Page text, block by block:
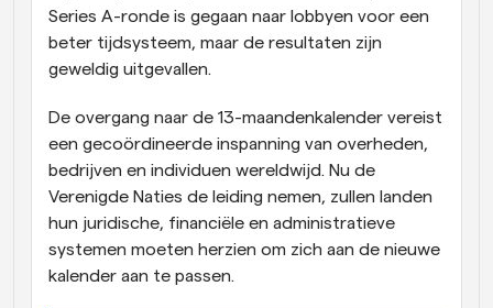
Series A-ronde is gegaan naar lobbyen voor een
beter tijdsysteem, maar de resultaten zijn
geweldig uitgevallen.
De overgang naar de 13-maandenkalender vereist
een gecoördineerde inspanning van overheden,
bedrijven en individuen wereldwijd. Nu de
Verenigde Naties de leiding nemen, zullen landen
hun juridische, financiële en administratieve
systemen moeten herzien om zich aan de nieuwe
kalender aan te passen.